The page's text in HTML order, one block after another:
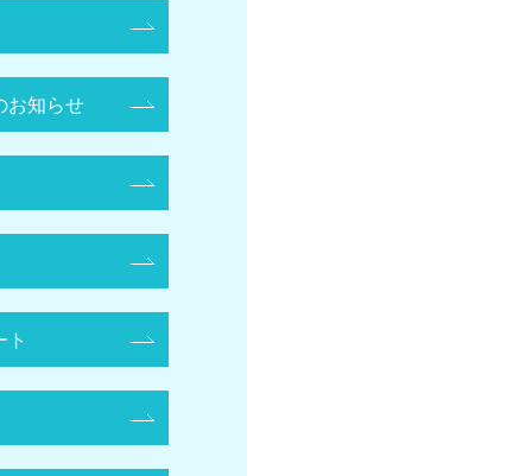
お知らせ
ト